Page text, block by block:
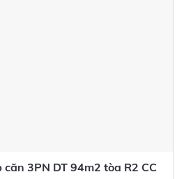
3PN DT 94m2 tòa R2 CC